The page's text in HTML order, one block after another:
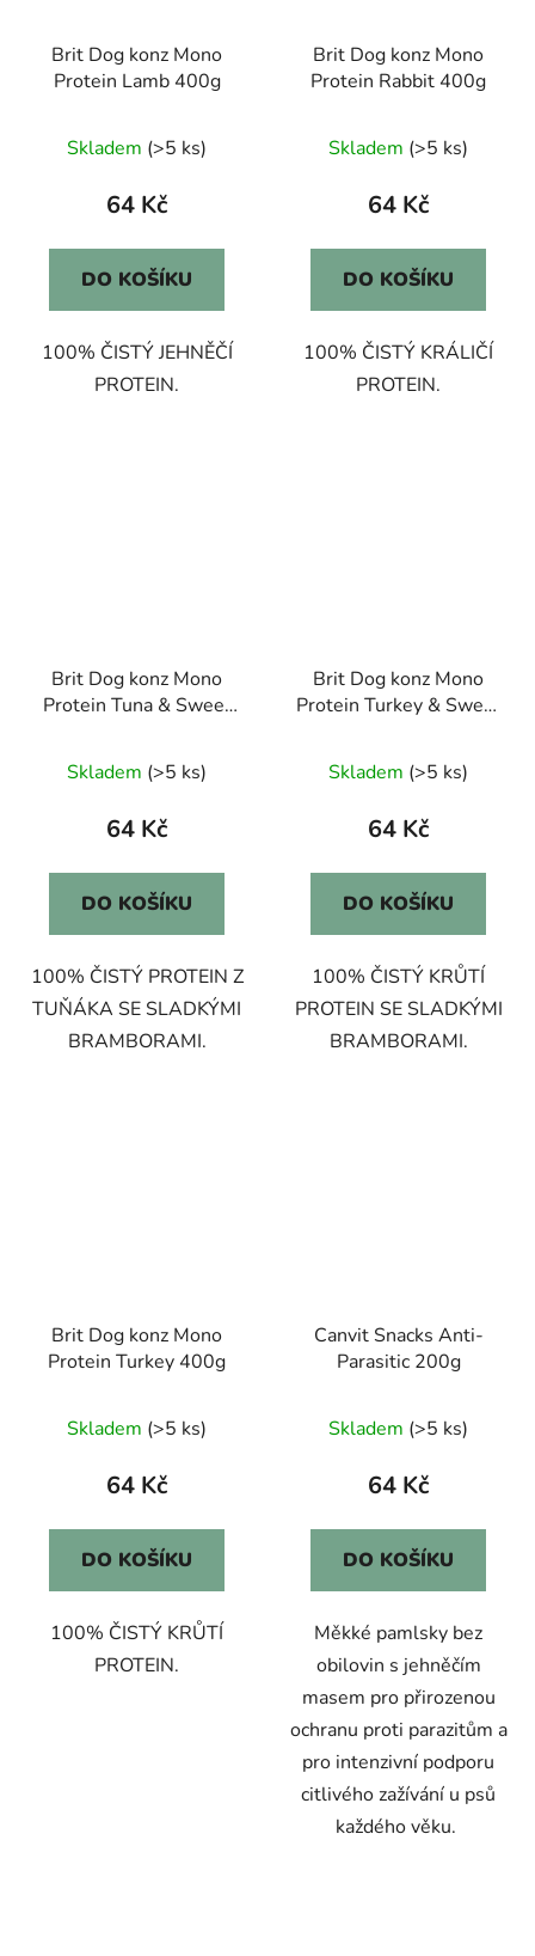
Brit Dog konz Mono
Protein Lamb 400g
Skladem (>5 ks)
64 Kč
DO KOŠÍKU
100% ČISTÝ JEHNĚČÍ
PROTEIN.
Brit Dog konz Mono
Protein Rabbit 400g
Skladem (>5 ks)
64 Kč
DO KOŠÍKU
100% ČISTÝ KRÁLIČÍ
PROTEIN.
Brit Dog konz Mono
Protein Tuna & Sweet
Skladem (>5 ks)
64 Kč
DO KOŠÍKU
100% ČISTÝ PROTEIN Z
TUŇÁKA SE SLADKÝMI
BRAMBORAMI.
Brit Dog konz Mono
Protein Turkey & Sweet
Skladem (>5 ks)
64 Kč
DO KOŠÍKU
100% ČISTÝ KRŮTÍ
PROTEIN SE SLADKÝMI
BRAMBORAMI.
Brit Dog konz Mono
Protein Turkey 400g
Skladem (>5 ks)
64 Kč
DO KOŠÍKU
100% ČISTÝ KRŮTÍ
PROTEIN.
Canvit Snacks Anti-
Parasitic 200g
Skladem (>5 ks)
64 Kč
DO KOŠÍKU
Měkké pamlsky bez
obilovin s jehněčím
masem pro přirozenou
ochranu proti parazitům a
pro intenzivní podporu
citlivého zažívání u psů
každého věku.